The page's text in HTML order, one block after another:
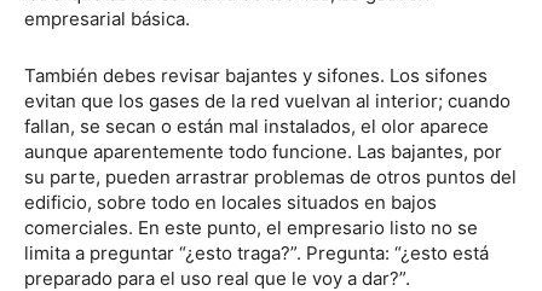
empresarial básica.
También debes revisar bajantes y sifones. Los sifones
evitan que los gases de la red vuelvan al interior; cuando
fallan, se secan o están mal instalados, el olor aparece
aunque aparentemente todo funcione. Las bajantes, por
su parte, pueden arrastrar problemas de otros puntos del
edificio, sobre todo en locales situados en bajos
comerciales. En este punto, el empresario listo no se
limita a preguntar “¿esto traga?”. Pregunta: “¿esto está
preparado para el uso real que le voy a dar?”.